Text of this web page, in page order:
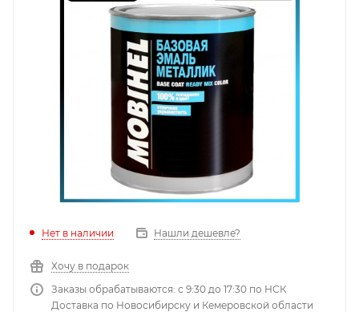
Нет в наличии Нашли дешевле?
Хочу в подарок
Заказы обрабатываются: с 9:30 до 17:30 по НСК
Доставка по Новосибирску и Кемеровской области